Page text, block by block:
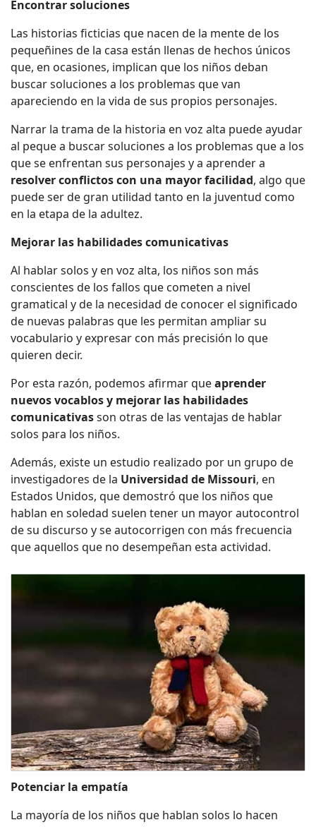
Encontrar soluciones
Las historias ficticias que nacen de la mente de los
pequeñines de la casa están llenas de hechos únicos
que, en ocasiones, implican que los niños deban
buscar soluciones a los problemas que van
apareciendo en la vida de sus propios personajes.
Narrar la trama de la historia en voz alta puede ayudar
al peque a buscar soluciones a los problemas que a los
que se enfrentan sus personajes y a aprender a
resolver conflictos con una mayor facilidad, algo que
puede ser de gran utilidad tanto en la juventud como
en la etapa de la adultez.
Mejorar las habilidades comunicativas
Al hablar solos y en voz alta, los niños son más
conscientes de los fallos que cometen a nivel
gramatical y de la necesidad de conocer el significado
de nuevas palabras que les permitan ampliar su
vocabulario y expresar con más precisión lo que
quieren decir.
Por esta razón, podemos afirmar queaprender
nuevos vocablos y mejorar las habilidades
comunicativasson otras de las ventajas de hablar
solos para los niños.
Además, existe un estudio realizado por un grupo de
investigadores de la Universidad de Missouri, en
Estados Unidos, que demostró que los niños que
hablan en soledad suelen tener un mayor autocontrol
de su discurso y se autocorrigen con más frecuencia
que aquellos que no desempeñan esta actividad.
Potenciar la empatía
La mayoría de los niños que hablan solos lo hacen